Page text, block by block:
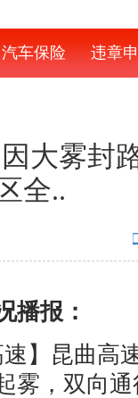
汽车保险 违章
大雾封
全..
播报：
】昆曲高
雾，双向